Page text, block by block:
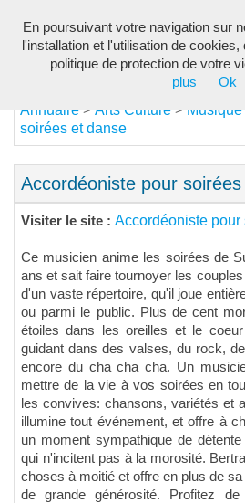
Annuaire > Arts Culture > Musique
soirées et danse
Accordéoniste pour
Visiter le site : Accordéoniste pour
Ce musicien anime les soirées de
ans et sait faire tournoyer les
d'un vaste répertoire, qu'il joue
ou parmi le public. Plus de cent
étoiles dans les oreilles et le
guidant dans des valses, du rock,
encore du cha cha cha. Un
mettre de la vie à vos soirées en
les convives: chansons, variétés et
illumine tout événement, et offre à
un moment sympathique de
qui n'incitent pas à la morosité.
choses à moitié et offre en plus de
de grande générosité. Profitez
En poursuivant votre navigation sur
l'installation et l'utilisation de
politique de protection de votre
plus
Ok